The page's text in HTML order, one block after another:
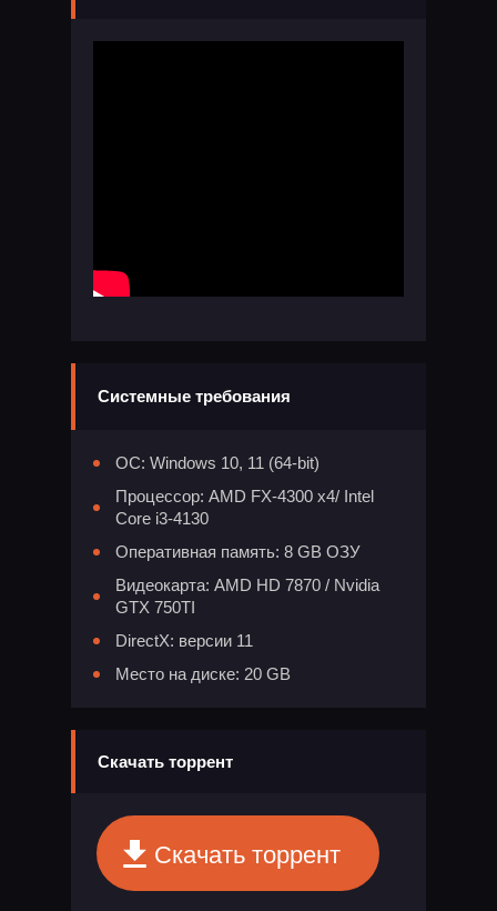
Системные требования
ОС: Windows 10, 11 (64-bit)
Процессор: AMD FX-4300 x4/ Intel
Core i3-4130
Оперативная память: 8 GB ОЗУ
Видеокарта: AMD HD 7870 / Nvidia
GTX 750TI
DirectX: версии 11
Место на диске: 20 GB
Скачать торрент
Скачать торрент